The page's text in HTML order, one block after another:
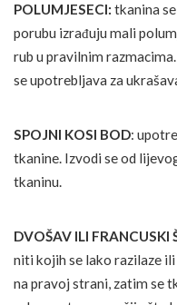
POLUMJESECI: tkanina
porubu izrađuju mali
rub u pravilnim
se upotrebljava za
SPOJNI KOSI BOD:
tkanine. Izvodi se od
tkaninu.
DVOŠAV ILI FRANCUSKI
niti kojih se lako razilaze
na pravoj strani, zatim se